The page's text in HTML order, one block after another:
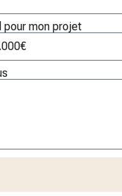
pour mon projet